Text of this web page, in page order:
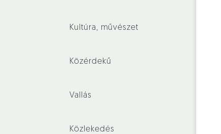
Kultúra, művészet
Közérdekű
Vallás
Közlekedés